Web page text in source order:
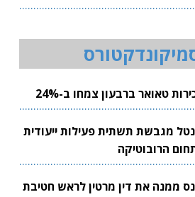
טאואר ברבעון צמחו ב-24%
מגבשת תשתית פעילות ייעודית
הרובוטיקה
ממנה את דין מרטין לראש חטיבת